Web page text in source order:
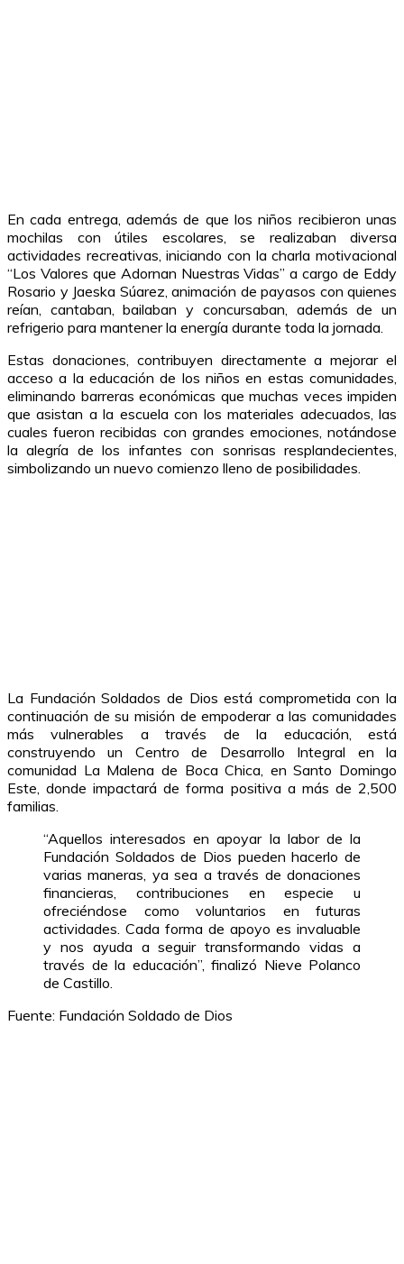
En cada entrega, además de que los niños recibieron unas
mochilas con útiles escolares, se realizaban diversa
actividades recreativas, iniciando con la charla motivacional
“Los Valores que Adornan Nuestras Vidas” a cargo de Eddy
Rosario y Jaeska Súarez, animación de payasos con quienes
reían, cantaban, bailaban y concursaban, además de un
refrigerio para mantener la energía durante toda la jornada.
Estas donaciones, contribuyen directamente a mejorar el
acceso a la educación de los niños en estas comunidades,
eliminando barreras económicas que muchas veces impiden
que asistan a la escuela con los materiales adecuados, las
cuales fueron recibidas con grandes emociones, notándose
la alegría de los infantes con sonrisas resplandecientes,
simbolizando un nuevo comienzo lleno de posibilidades.
La Fundación Soldados de Dios está comprometida con la
continuación de su misión de empoderar a las comunidades
más vulnerables a través de la educación, está
construyendo un Centro de Desarrollo Integral en la
comunidad La Malena de Boca Chica, en Santo Domingo
Este, donde impactará de forma positiva a más de 2,500
familias.
“Aquellos interesados en apoyar la labor de la
Fundación Soldados de Dios pueden hacerlo de
varias maneras, ya sea a través de donaciones
financieras, contribuciones en especie u
ofreciéndose como voluntarios en futuras
actividades. Cada forma de apoyo es invaluable
y nos ayuda a seguir transformando vidas a
través de la educación”, finalizó Nieve Polanco
de Castillo.
Fuente: Fundación Soldado de Dios